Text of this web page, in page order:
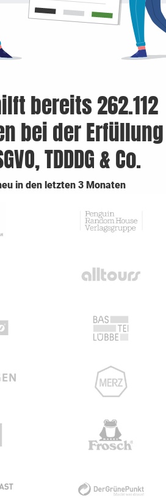
bereits 262.112
bei der Erfüllung
TDDDG & Co.
in den letzten 3 Monaten